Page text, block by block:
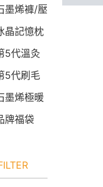
墨烯褲/壓
晶記憶枕
5代溫灸
5代刷毛
墨烯極暖
牌福袋